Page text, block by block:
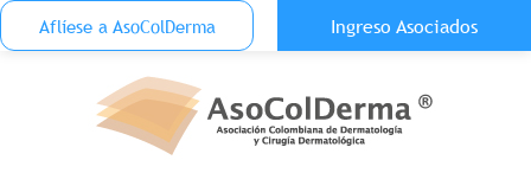
Pasar al contenido principal
Menu Top Anónimo
Aflíese a AsoColDerma Ingreso Asociados